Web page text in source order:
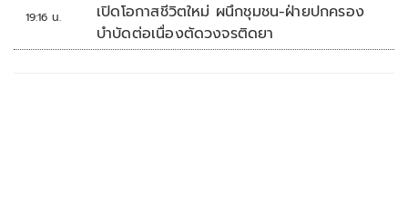
19:16 น.
เปิดโอกาสชีวิตใหม่ ผนึกชุมชน-ฝ่ายปกครอง
บำบัดต่อเนื่องตัดวงจรติดยา